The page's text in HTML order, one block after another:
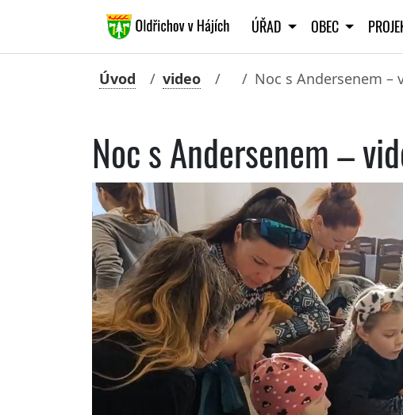
ÚŘAD OBEC
Úvod video Noc s Andersenem –
Noc s Andersenem –